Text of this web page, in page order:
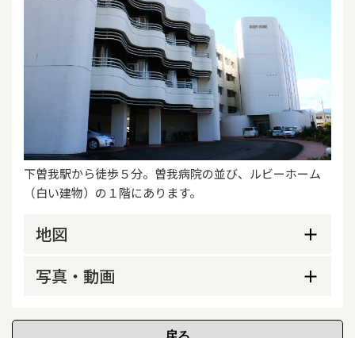
下曽我駅から徒歩５分。曽我病院の並び、ルビーホーム
（白い建物）の１階にあります。
地図
写真・動画
外観 看板